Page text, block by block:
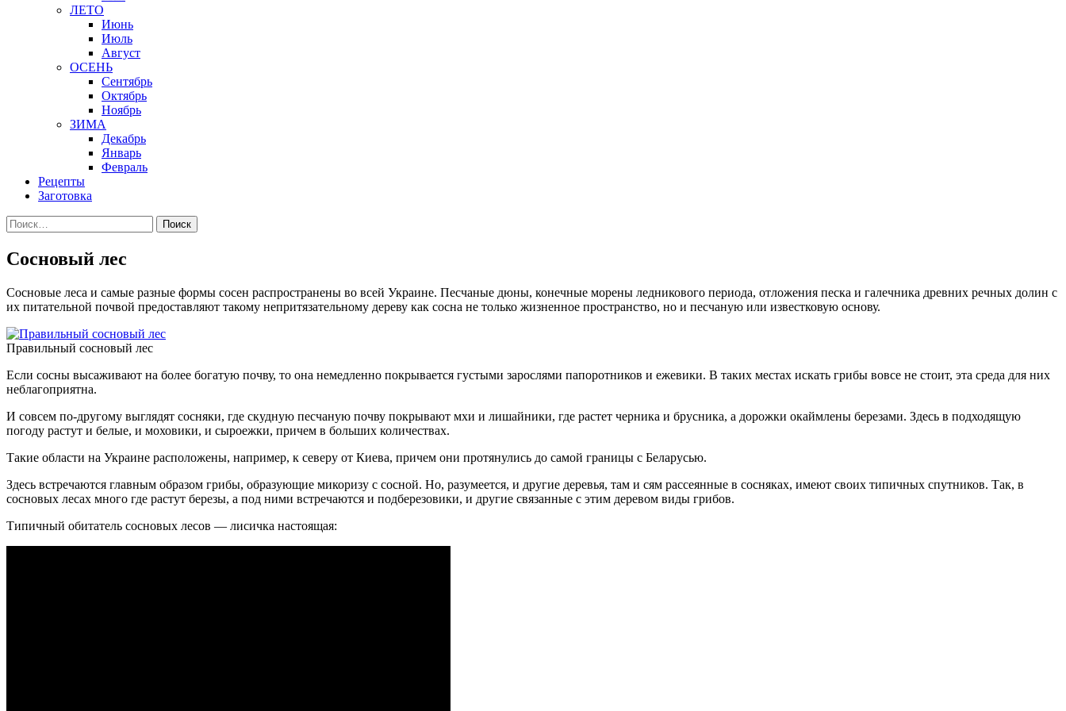
ЛЕТО
Июнь
Июль
Август
ОСЕНЬ
Сентябрь
Октябрь
Ноябрь
ЗИМА
Декабрь
Январь
Февраль
Рецепты
Заготовка
Найти:
Сосновый лес
Сосновые леса и самые разные формы сосен распространены во всей Украине. Песчаные дюны, конечные морены ледникового периода, отложения песка и галечника древних речных долин с
их питательной почвой предоставляют такому непритязательному дереву как сосна не только жизненное пространство, но и песчаную или известковую основу.
Правильный сосновый лес
Если сосны высаживают на более богатую почву, то она немедленно покрывается густыми зарослями папоротников и ежевики. В таких местах искать грибы вовсе не стоит, эта среда для них
неблагоприятна.
И совсем по-другому выглядят сосняки, где скудную песчаную почву покрывают мхи и лишайники, где растет черника и брусника, а дорожки окаймлены березами. Здесь в подходящую
погоду растут и белые, и моховики, и сыроежки, причем в больших количествах.
Такие области на Украине расположены, например, к северу от Киева, причем они протянулись до самой границы с Беларусью.
Здесь встречаются главным образом грибы, образующие микоризу с сосной. Но, разумеется, и другие деревья, там и сям рассеянные в сосняках, имеют своих типичных спутников. Так, в
сосновых лесах много где растут березы, а под ними встречаются и подберезовики, и другие связанные с этим деревом виды грибов.
Типичный обитатель сосновых лесов — лисичка настоящая: